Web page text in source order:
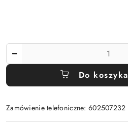
Do koszyka
Zamówienie telefoniczne: 602507232